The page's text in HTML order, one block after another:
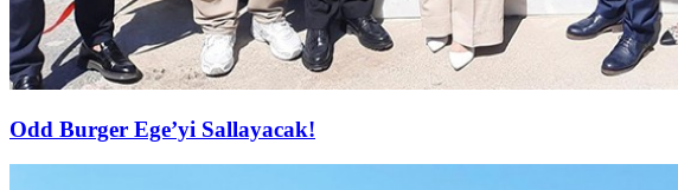
Odd Burger Ege’yi Sallayacak!